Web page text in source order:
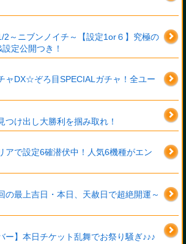
2～ニブンノイチ～【設定1or６】究極の
定公開つき！
ャDX☆ぞろ目SPECIALガチャ！全ユー
つけ出し大勝利を掴み取れ！
アで設定6確潜伏中！人気6機種がエン
の最上吉日・本日、天赦日で超絶開運～
】本日チケット乱舞でお祭り騒ぎ♪♪♪